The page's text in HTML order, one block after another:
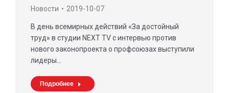
Новости 2019-10-07
В день всемирных действий «За достойный
труд» в студии NEXT TV с интервью против
нового законопроекта о профсоюзах выступили
лидеры…
Подробнее